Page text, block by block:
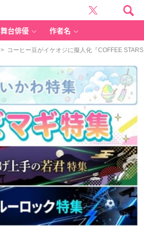
舞台俳優 作者名
> コーヒー豆がイケオジに擬人化『COFFEE